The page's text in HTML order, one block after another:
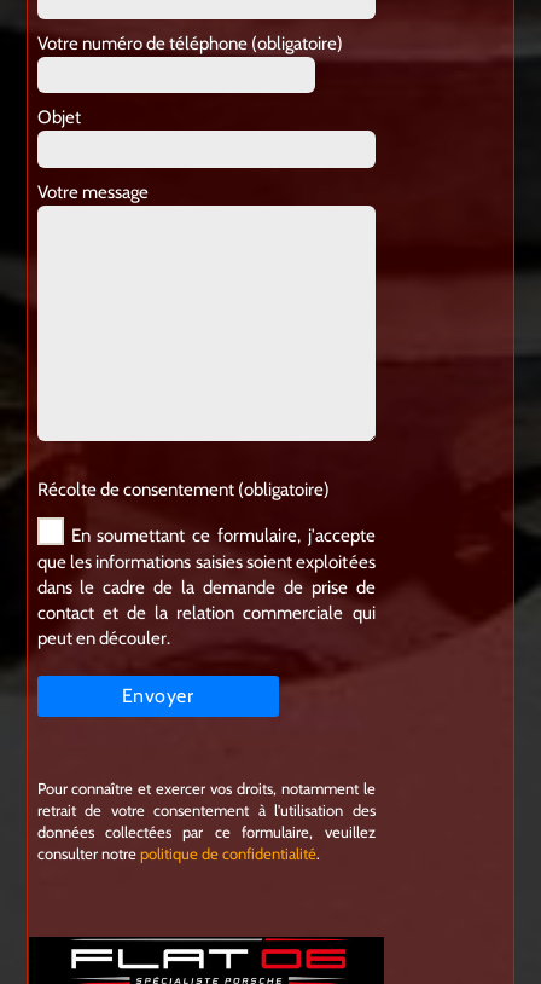
Votre numéro de téléphone (obligatoire)
Objet
Votre message
Récolte de consentement (obligatoire)
En soumettant ce formulaire, j'accepte
que les informations saisies soient exploitées
dans le cadre de la demande de prise de
contact et de la relation commerciale qui
peut en découler.
Pour connaître et exercer vos droits, notamment le
retrait de votre consentement à l'utilisation des
données collectées par ce formulaire, veuillez
consulter notrepolitique de confidentialité.